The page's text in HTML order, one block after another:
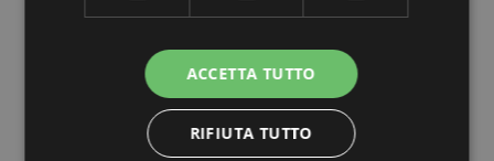
ACCETTA TUTTO
RIFIUTA TUTTO